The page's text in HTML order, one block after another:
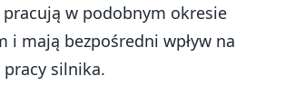
w podobnym okresie
i mają bezpośredni wpływ na
silnika.